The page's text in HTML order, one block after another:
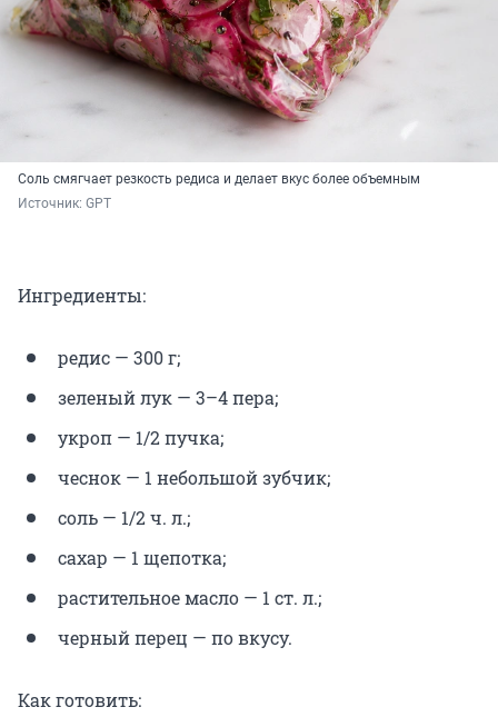
Соль смягчает резкость редиса и делает вкус более объемным
Источник: GPT
Ингредиенты:
редис — 300 г;
зеленый лук — 3–4 пера;
укроп — 1/2 пучка;
чеснок — 1 небольшой зубчик;
соль — 1/2 ч. л.;
сахар — 1 щепотка;
растительное масло — 1 ст. л.;
черный перец — по вкусу.
Как готовить: